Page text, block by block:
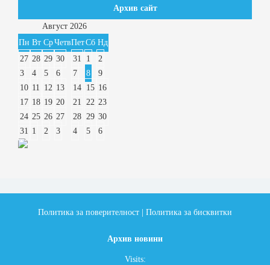
Архив сайт
Август 2026
Пн Вт СрЧетвПетСб Нд
27 28 29 30 31 1
2
3
4 5 6 7 8
9
10 11 12 13 14 15 16
17 18 19 20 21 22 23
24 25 26 27 28 29 30
31 1 2 3 4 5 6
Политика за поверителност Политика за бисквитки
Архив новини
Visits: